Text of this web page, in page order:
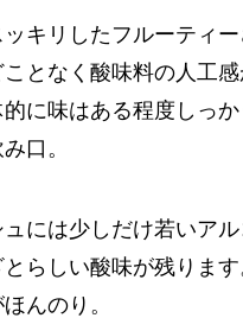
ッキリしたフルーティ
となく酸味料の人工
に味はある程度しっ
口。
ュには少しだけ若いア
らしい酸味が残りま
んのり。